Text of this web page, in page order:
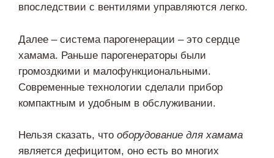
впоследствии с вентилями управляются легко.
Далее – система парогенерации – это сердце
хамама. Раньше парогенераторы были
громоздкими и малофункциональными.
Современные технологии сделали прибор
компактным и удобным в обслуживании.
Нельзя сказать, что оборудование для хамама
является дефицитом, оно есть во многих